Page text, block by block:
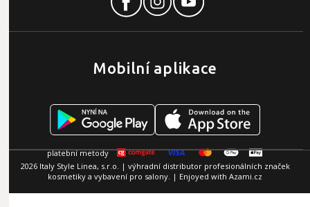
Mobilní aplikace
2026 Italy Style Linea, s.r.o. | výhradní distributor profesionálních značek
kosmetiky a vybavení pro salony. | Enjoyed with Azami.cz